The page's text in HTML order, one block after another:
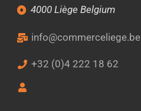
4000 Liège Belgium
info@commerceliege.be
+32 (0)4 222 18 62